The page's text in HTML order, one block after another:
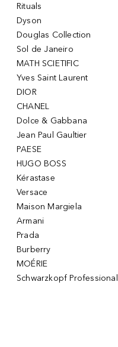
Rituals
Dyson
Douglas Collection
Sol de Janeiro
MATH SCIETIFIC
Yves Saint Laurent
DIOR
CHANEL
Dolce & Gabbana
Jean Paul Gaultier
PAESE
HUGO BOSS
Kérastase
Versace
Maison Margiela
Armani
Prada
Burberry
MOÉRIE
Schwarzkopf Professional